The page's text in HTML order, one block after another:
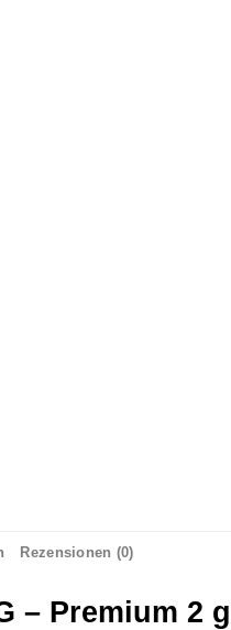
Rezensionen (0)
– Premium